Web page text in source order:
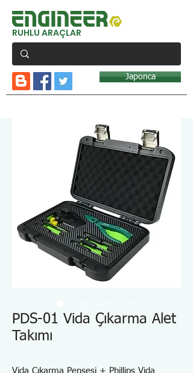
RUHLU ARAÇLAR
Japonca
PDS-01 Vida Çıkarma Alet
Takımı
Vida Çıkarma Pensesi + Phillips Vida